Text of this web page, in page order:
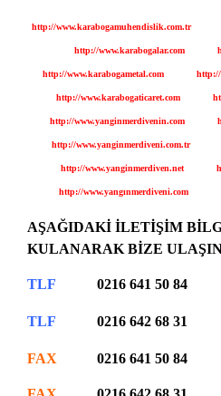
http://www.karabogamuhendislik.com.tr
http://www.karabogalar.com
http://www.karabogametal.com http://
http://www.karabogaticaret.com
http://www.yanginmerdivenin.com
http://www.yanginmerdiveni.com.tr
http://www.yanginmerdiven.net
http://www.yangınmerdiveni.com
AŞAĞIDAKİ İLETİŞİM
KULANARAK BİZE
TLF 0216 641 50 84
TLF 0216 642 68 31
FAX 0216 641 50 84